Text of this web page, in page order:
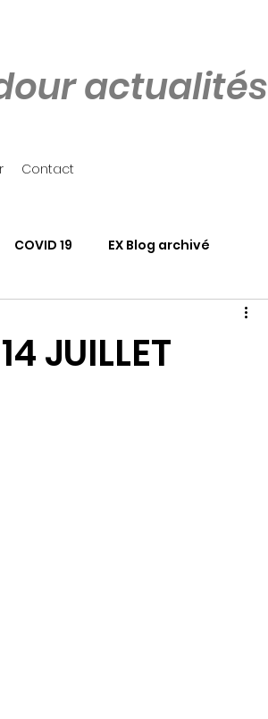
actualités
Contact
COVID 19 EX Blog archivé
JUILLET